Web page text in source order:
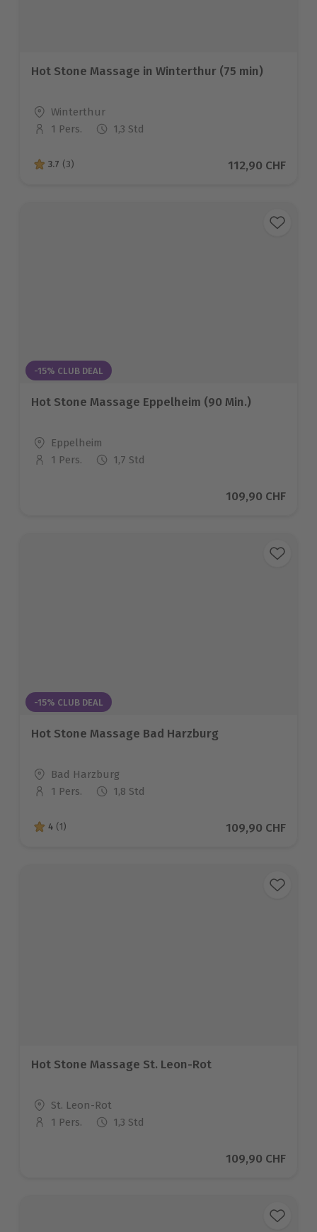
Hot Stone Massage in Winterthur (75 min)
Standort
Winterthur
Anzahl der Teilnehmer
1 Pers. 1,3 Std
3.7 von 5 Sternen basierend auf 3 Bewertungen
3.7 (3) Aktueller Preis
112,90 CHF
-15% CLUB DEAL
Hot Stone Massage Eppelheim (90 Min.)
Standort
Eppelheim
Anzahl der Teilnehmer
1 Pers. 1,7 Std
Aktueller Preis
109,90 CHF
-15% CLUB DEAL
Hot Stone Massage Bad Harzburg
Standort
Bad Harzburg
Anzahl der Teilnehmer
1 Pers. 1,8 Std
4 von 5 Sternen basierend auf 1 Bewertungen
4 (1) Aktueller Preis
109,90 CHF
Hot Stone Massage St. Leon-Rot
Standort
St. Leon-Rot
Anzahl der Teilnehmer
1 Pers. 1,3 Std
Aktueller Preis
109,90 CHF